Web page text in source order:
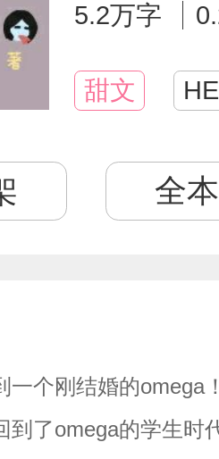
5.2万字
甜文 HE
全
一个刚结婚的omega
到了omega的学生